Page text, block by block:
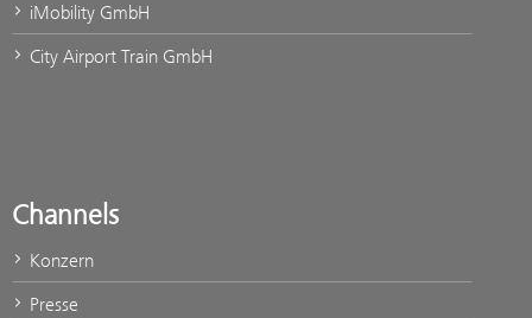
iMobility GmbH
City Airport Train GmbH
Channels
Konzern
Presse